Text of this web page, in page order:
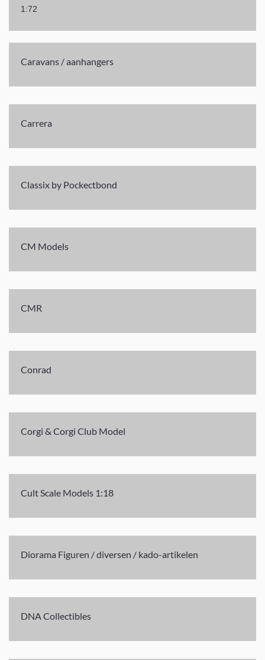
1:72
Caravans / aanhangers
Carrera
Classix by Pockectbond
CM Models
CMR
Conrad
Corgi & Corgi Club Model
Cult Scale Models 1:18
Diorama Figuren / diversen / kado-artikelen
DNA Collectibles